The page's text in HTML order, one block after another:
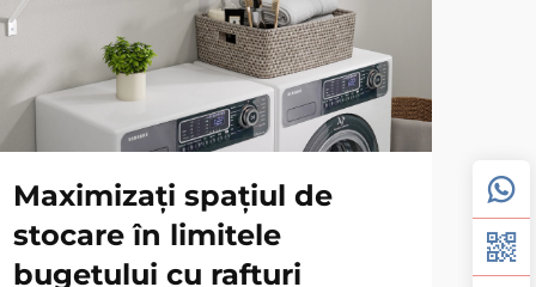
Maximizați spațiul de
stocare în limitele
bugetului cu rafturi